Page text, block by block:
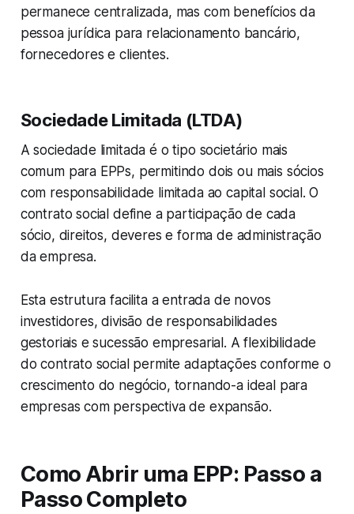
permanece centralizada, mas com benefícios da
pessoa jurídica para relacionamento bancário,
fornecedores e clientes.
Sociedade Limitada (LTDA)
A sociedade limitada é o tipo societário mais
comum para EPPs, permitindo dois ou mais sócios
com responsabilidade limitada ao capital social. O
contrato social define a participação de cada
sócio, direitos, deveres e forma de administração
da empresa.
Esta estrutura facilita a entrada de novos
investidores, divisão de responsabilidades
gestoriais e sucessão empresarial. A flexibilidade
do contrato social permite adaptações conforme o
crescimento do negócio, tornando-a ideal para
empresas com perspectiva de expansão.
Como Abrir uma EPP: Passo a
Passo Completo